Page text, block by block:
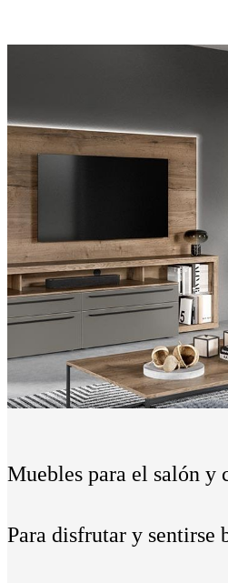
Muebles para el salón y
Para disfrutar y sentirse